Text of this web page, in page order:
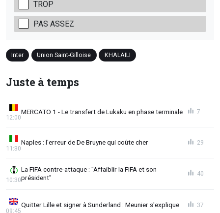
TROP
PAS ASSEZ
Inter Union Saint-Gilloise KHALAILI
Juste à temps
MERCATO 1 - Le transfert de Lukaku en phase terminale
12:00
7
Naples : l'erreur de De Bruyne qui coûte cher
11:30
29
La FIFA contre-attaque : "Affaiblir la FIFA et son
président"
10:30
40
Quitter Lille et signer à Sunderland : Meunier s'explique
09:45
37